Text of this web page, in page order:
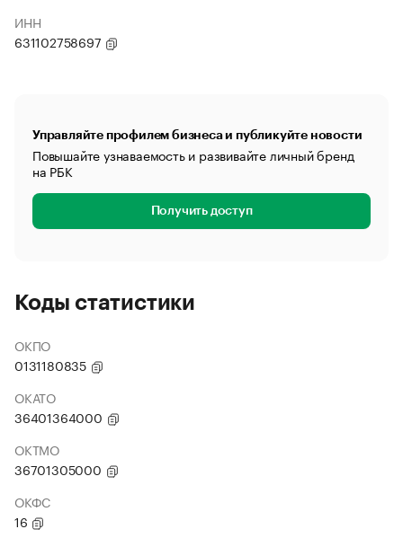
ИНН
631102758697
Управляйте профилем бизнеса и публикуйте новости
Повышайте узнаваемость и развивайте личный бренд
на РБК
Получить доступ
Коды статистики
ОКПО
0131180835
ОКАТО
36401364000
ОКТМО
36701305000
ОКФС
16